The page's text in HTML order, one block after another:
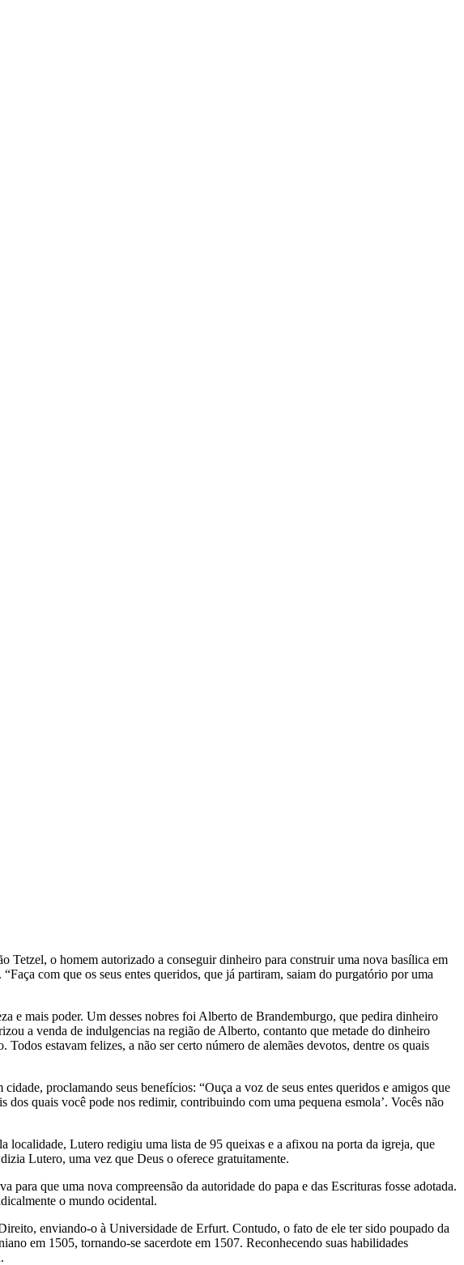
Tetzel, o homem autorizado a conseguir dinheiro para construir uma nova basílica em
com que os seus entes queridos, que já partiram, saiam do purgatório por uma
e mais poder. Um desses nobres foi Alberto de Brandemburgo, que pedira dinheiro
a venda de indulgencias na região de Alberto, contanto que metade do dinheiro
estavam felizes, a não ser certo número de alemães devotos, dentre os quais
proclamando seus benefícios: “Ouça a voz de seus entes queridos e amigos que
quais você pode nos redimir, contribuindo com uma pequena esmola’. Vocês não
localidade, Lutero redigiu uma lista de 95 queixas e a afixou na porta da igreja, que
Lutero, uma vez que Deus o oferece gratuitamente.
que uma nova compreensão da autoridade do papa e das Escrituras fosse adotada.
o mundo ocidental.
enviando-o à Universidade de Erfurt. Contudo, o fato de ele ter sido poupado da
em 1505, tornando-se sacerdote em 1507. Reconhecendo suas habilidades